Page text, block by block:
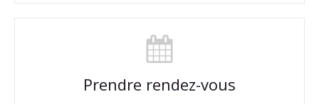
Prendre rendez-vous